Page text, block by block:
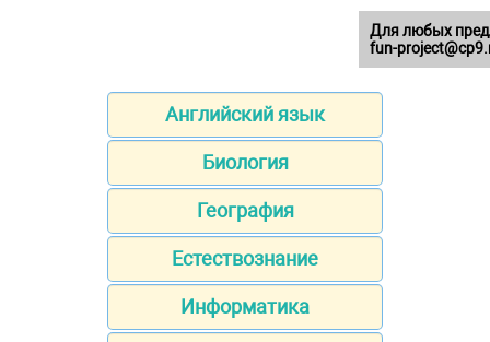
Английский язык
Биология
География
Естествознание
Информатика
Для любых
fun-